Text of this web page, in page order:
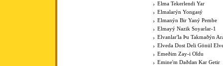
Elma Tekerlendi Yar
Elmalarýn Yongasý
Elmanýn Bir Yaný Pembe
Elmayý Nazik Soyarlar-1
Elvanlar'la Þu Takmaðýn
Elveda Dost Deli Gönül
Emeðim Zay-i Oldu
Emine'm Daðdan Kar Getir